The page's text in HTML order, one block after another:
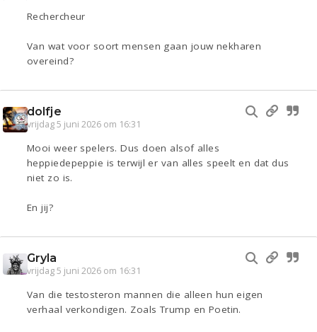
Rechercheur
Van wat voor soort mensen gaan jouw nekharen
overeind?
dolfje
vrijdag 5 juni 2026 om 16:31
Mooi weer spelers. Dus doen alsof alles
heppiedepeppie is terwijl er van alles speelt en dat dus
niet zo is.
En jij?
Gryla
vrijdag 5 juni 2026 om 16:31
Van die testosteron mannen die alleen hun eigen
verhaal verkondigen. Zoals Trump en Poetin.